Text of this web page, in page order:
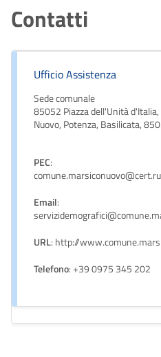
Contatti
Ufficio Assistenza
Sede comunale
85052 Piazza dell'Unità
Nuovo, Potenza, Basilicata,
PEC:
Email:
URL: http://
Telefono: +39 0975 345 202